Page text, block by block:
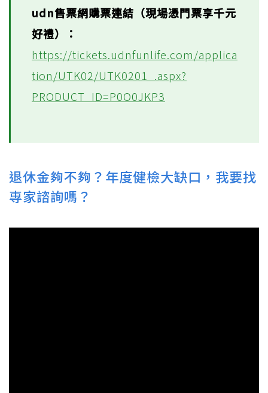
udn售票網購票連結（現場憑門票享千元
好禮）：
https://tickets.udnfunlife.com/applica
tion/UTK02/UTK0201_.aspx?
PRODUCT_ID=P0O0JKP3
退休金夠不夠？年度健檢大缺口，我要找
專家諮詢嗎？